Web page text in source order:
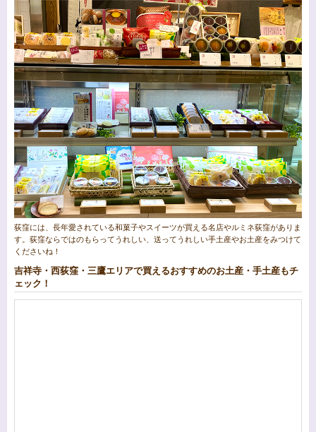
荻窪には、長年愛されている和菓子やスイーツが買える名店やルミネ荻窪がありま
す。荻窪ならではのもらってうれしい、送ってうれしい手土産やお土産をみつけて
くださいね！
吉祥寺・西荻窪・三鷹エリアで買えるおすすめのお土産・手土産もチ
ェック！